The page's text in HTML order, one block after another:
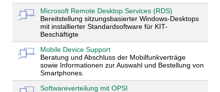
Microsoft Remote Desktop Services (RDS)
Bereitstellung sitzungsbasierter Windows-Desktops
mit installierter Standardsoftware für KIT-
Beschäftigte
Mobile Device Support
Beratung und Abschluss der Mobilfunkverträge
sowie Informationen zur Auswahl und Bestellung von
Smartphones.
Softwareverteilung mit OPSI